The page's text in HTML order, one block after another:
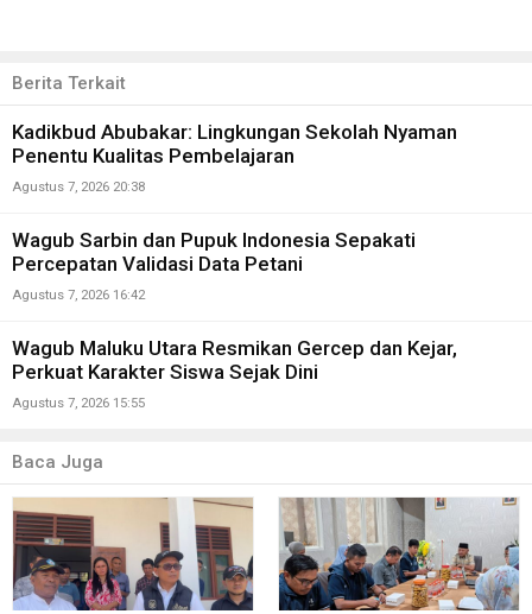
Berita Terkait
Kadikbud Abubakar: Lingkungan Sekolah Nyaman
Penentu Kualitas Pembelajaran
Agustus 7, 2026 20:38
Wagub Sarbin dan Pupuk Indonesia Sepakati
Percepatan Validasi Data Petani
Agustus 7, 2026 16:42
Wagub Maluku Utara Resmikan Gercep dan Kejar,
Perkuat Karakter Siswa Sejak Dini
Agustus 7, 2026 15:55
Baca Juga